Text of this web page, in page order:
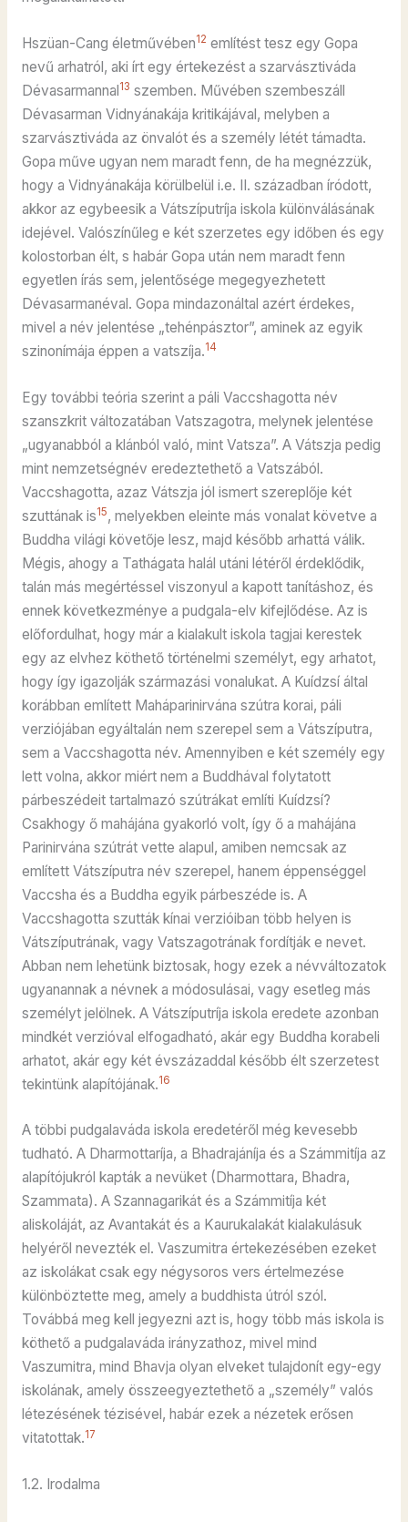
Hszüan-Cang életművében12 említést tesz egy Gopa
nevű arhatról, aki írt egy értekezést a szarvásztiváda
Dévasarmannal13 szemben. Művében szembeszáll
Dévasarman Vidnyánakája kritikájával, melyben a
szarvásztiváda az önvalót és a személy létét támadta.
Gopa műve ugyan nem maradt fenn, de ha megnézzük,
hogy a Vidnyánakája körülbelül i.e. II. században íródott,
akkor az egybeesik a Vátszíputríja iskola különválásának
idejével. Valószínűleg e két szerzetes egy időben és egy
kolostorban élt, s habár Gopa után nem maradt fenn
egyetlen írás sem, jelentősége megegyezhetett
Dévasarmanéval. Gopa mindazonáltal azért érdekes,
mivel a név jelentése „tehénpásztor”, aminek az egyik
szinonímája éppen a vatszíja.14
Egy további teória szerint a páli Vaccshagotta név
szanszkrit változatában Vatszagotra, melynek jelentése
„ugyanabból a klánból való, mint Vatsza”. A Vátszja pedig
mint nemzetségnév eredeztethető a Vatszából.
Vaccshagotta, azaz Vátszja jól ismert szereplője két
szuttának is15, melyekben eleinte más vonalat követve a
Buddha világi követője lesz, majd később arhattá válik.
Mégis, ahogy a Tathágata halál utáni létéről érdeklődik,
talán más megértéssel viszonyul a kapott tanításhoz, és
ennek következménye a pudgala-elv kifejlődése. Az is
előfordulhat, hogy már a kialakult iskola tagjai kerestek
egy az elvhez köthető történelmi személyt, egy arhatot,
hogy így igazolják származási vonalukat. A Kuídzsí által
korábban említett Maháparinirvána szútra korai, páli
verziójában egyáltalán nem szerepel sem a Vátszíputra,
sem a Vaccshagotta név. Amennyiben e két személy egy
lett volna, akkor miért nem a Buddhával folytatott
párbeszédeit tartalmazó szútrákat említi Kuídzsí?
Csakhogy ő mahájána gyakorló volt, így ő a mahájána
Parinirvána szútrát vette alapul, amiben nemcsak az
említett Vátszíputra név szerepel, hanem éppenséggel
Vaccsha és a Buddha egyik párbeszéde is. A
Vaccshagotta szutták kínai verzióiban több helyen is
Vátszíputrának, vagy Vatszagotrának fordítják e nevet.
Abban nem lehetünk biztosak, hogy ezek a névváltozatok
ugyanannak a névnek a módosulásai, vagy esetleg más
személyt jelölnek. A Vátszíputríja iskola eredete azonban
mindkét verzióval elfogadható, akár egy Buddha korabeli
arhatot, akár egy két évszázaddal később élt szerzetest
tekintünk alapítójának.16
A többi pudgalaváda iskola eredetéről még kevesebb
tudható. A Dharmottaríja, a Bhadrajáníja és a Számmitíja az
alapítójukról kapták a nevüket (Dharmottara, Bhadra,
Szammata). A Szannagarikát és a Számmitíja két
aliskoláját, az Avantakát és a Kaurukalakát kialakulásuk
helyéről nevezték el. Vaszumitra értekezésében ezeket
az iskolákat csak egy négysoros vers értelmezése
különböztette meg, amely a buddhista útról szól.
Továbbá meg kell jegyezni azt is, hogy több más iskola is
köthető a pudgalaváda irányzathoz, mivel mind
Vaszumitra, mind Bhavja olyan elveket tulajdonít egy-egy
iskolának, amely összeegyeztethető a „személy” valós
létezésének tézisével, habár ezek a nézetek erősen
vitatottak.17
1.2. Irodalma